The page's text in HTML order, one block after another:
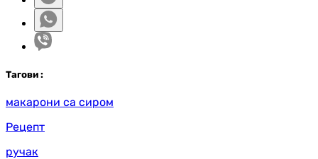
Тагови :
макарони са сиром
Рецепт
ручак